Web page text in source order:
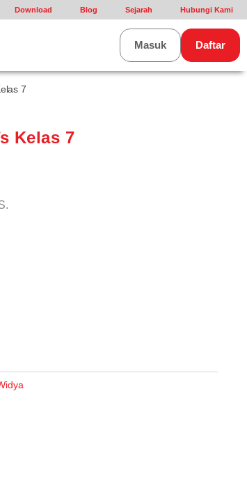
Download Blog Sejarah Hubungi Kami
Daftar
Masuk
7
Kelas 7